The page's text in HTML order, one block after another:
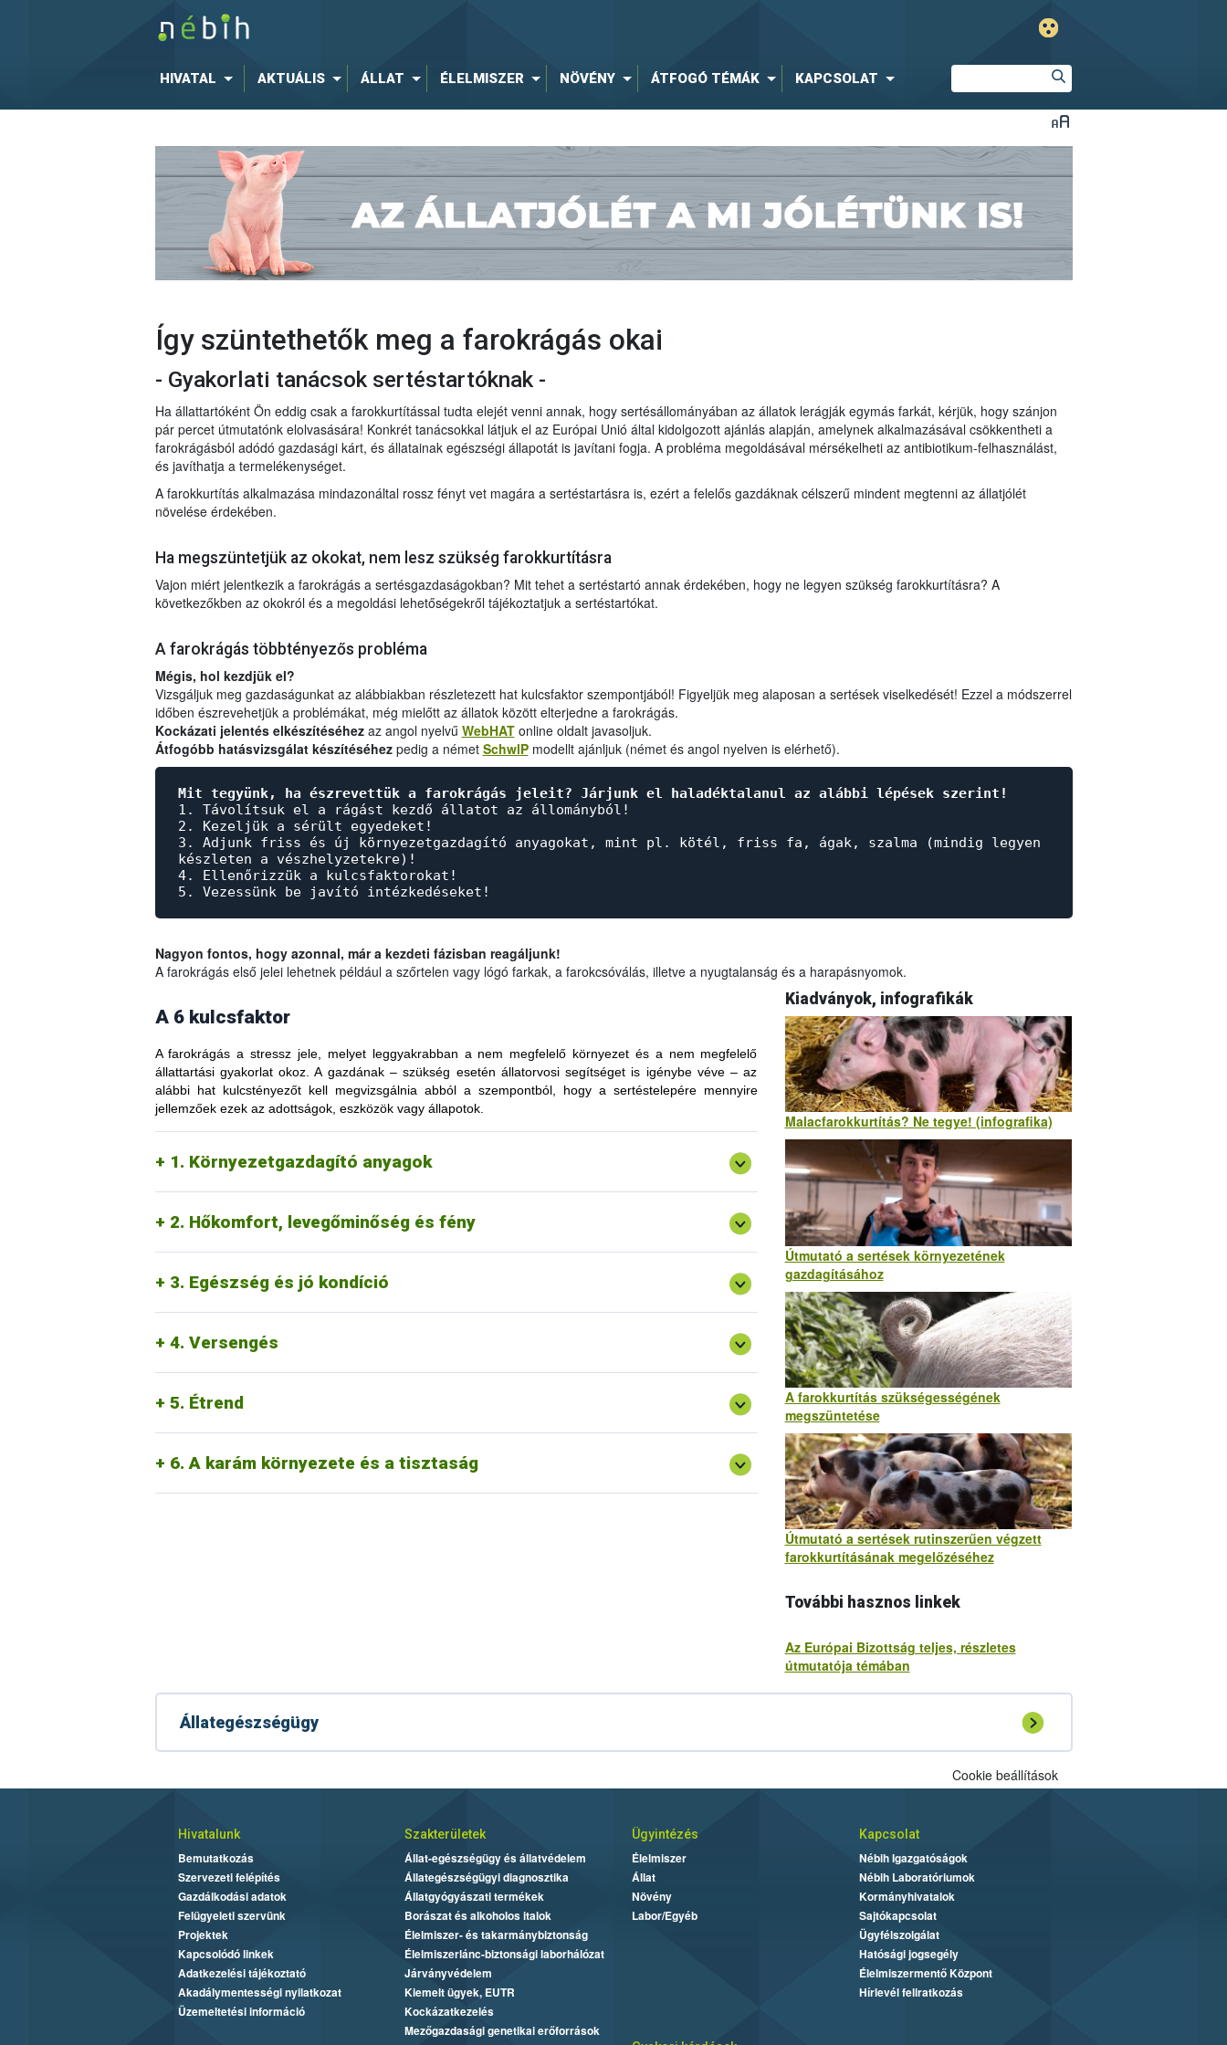
HIVATAL AKTUÁLIS ÁLLAT ÉLELMISZER NÖVÉNY ÁTFOGÓ TÉMÁK KAPCSOLAT
Így szüntethetők meg a farokrágás okai
- Gyakorlati tanácsok sertéstartóknak -
Ha állattartóként Ön eddig csak a farokkurtítással tudta elejét venni annak, hogy sertésállományában az állatok lerágják egymás farkát, kérjük, hogy szánjon
pár percet útmutatónk elolvasására! Konkrét tanácsokkal látjuk el az Európai Unió által kidolgozott ajánlás alapján, amelynek alkalmazásával csökkentheti a
farokrágásból adódó gazdasági kárt, és állatainak egészségi állapotát is javítani fogja. A probléma megoldásával mérsékelheti az antibiotikum-felhasználást,
és javíthatja a termelékenységet.
A farokkurtítás alkalmazása mindazonáltal rossz fényt vet magára a sertéstartásra is, ezért a felelős gazdáknak célszerű mindent megtenni az állatjólét
növelése érdekében.
Ha megszüntetjük az okokat, nem lesz szükség farokkurtításra
Vajon miért jelentkezik a farokrágás a sertésgazdaságokban? Mit tehet a sertéstartó annak érdekében, hogy ne legyen szükség farokkurtításra? A
következőkben az okokról és a megoldási lehetőségekről tájékoztatjuk a sertéstartókat.
A farokrágás többtényezős probléma
Mégis, hol kezdjük el?
Vizsgáljuk meg gazdaságunkat az alábbiakban részletezett hat kulcsfaktor szempontjából! Figyeljük meg alaposan a sertések viselkedését! Ezzel a módszerrel
időben észrevehetjük a problémákat, még mielőtt az állatok között elterjedne a farokrágás.
Kockázati jelentés elkészítéséhezaz angol nyelvű WebHATonline oldalt javasoljuk.
Átfogóbb hatásvizsgálat készítéséhezpedig a német SchwlPmodellt ajánljuk (német és angol nyelven is elérhető).
Mit tegyünk, ha észrevettük a farokrágás jeleit? Járjunk el haladéktalanul az alábbi lépések szerint!
1. Távolítsuk el a rágást kezdő állatot az állományból!
2. Kezeljük a sérült egyedeket!
3. Adjunk friss és új környezetgazdagító anyagokat, mint pl. kötél, friss fa, ágak, szalma (mindig legyen
készleten a vészhelyzetekre)!
4. Ellenőrizzük a kulcsfaktorokat!
5. Vezessünk be javító intézkedéseket!
Nagyon fontos, hogy azonnal, már a kezdeti fázisban reagáljunk!
A farokrágás első jelei lehetnek például a szőrtelen vagy lógó farkak, a farokcsóválás, illetve a nyugtalanság és a harapásnyomok.
A 6 kulcsfaktor
A farokrágás a stressz jele, melyet leggyakrabban a nem megfelelő környezet és a nem megfelelő
állattartási gyakorlat okoz. A gazdának – szükség esetén állatorvosi segítséget is igénybe véve – az
alábbi hat kulcstényezőt kell megvizsgálnia abból a szempontból, hogy a sertéstelepére mennyire
jellemzőek ezek az adottságok, eszközök vagy állapotok.
1. Környezetgazdagító anyagok
A sertést erős veleszületett ösztön hajtja, hogy felfedezze a környezetét és eleséget keressen
(turkálás, szaglászás, rágcsálás és harapdálás). Ha nem tudja kiélni ezeket az ösztönöket, mert
2. Hőkomfort, levegőminőség és fény
A sertésállomány számára állandó és megfelelő környezeti feltételeket kell teremteni. Az állattartó
törekedjen az optimális hőmérséklet és páratartalom fenntartására. Az állattartás helye legyen
huzatmentes és megfelelő mértékben világos vagy megvilágított. Ha az állatok igényeit nem veszik
3. Egészség és jó kondíció
A jó általános egészségi állapot a legmegbízhatóbb útja a farokrágás elkerülésének. A beteg sertés
4. Versengés
A sertések szeretnek csapatosan, együtt keresgélni, enni és pihenni. Ezért az állattartónak elegendő
helyet és megfelelő mennyiségű táplálékot kell biztosítania számukra. Ha egy időben minden állat
5. Étrend
A sertések tápláléka legyen megfelelő konzisztenciájú, s a szükséges mennyiségben tartalmazzon
ásványi anyagokat, rostot és esszenciális aminosavakat! Álljon rendelkezésükre továbbá megfelelő
6. A karám környezete és a tisztaság
A sertések szeretik a karám különböző részein végezni különféle tevékenységeiket (pihenés, evés,
ürítés). A pihenő- és etetőhely szennyezettsége problémát jelez a gazdának. A szennyezettség az
Kiadványok, infografikák
Malacfarokkurtítás? Ne tegye! (infografika)
Útmutató a sertések környezetének
gazdagításához
A farokkurtítás szükségességének
megszüntetése
Útmutató a sertések rutinszerűen végzett
farokkurtításának megelőzéséhez
További hasznos linkek
Az Európai Bizottság teljes, részletes
útmutatója témában
Állategészségügy
Cookie beállítások
Hivatalunk
Bemutatkozás
Szervezeti felépítés
Gazdálkodási adatok
Felügyeleti szervünk
Projektek
Kapcsolódó linkek
Adatkezelési tájékoztató
Akadálymentességi nyilatkozat
Üzemeltetési információ
Szakterületek
Állat-egészségügy és állatvédelem
Állategészségügyi diagnosztika
Állatgyógyászati termékek
Borászat és alkoholos italok
Élelmiszer- és takarmánybiztonság
Élelmiszerlánc-biztonsági laborhálózat
Járványvédelem
Kiemelt ügyek, EUTR
Kockázatkezelés
Mezőgazdasági genetikai erőforrások
Ügyintézés
Élelmiszer
Állat
Növény
Labor/Egyéb
Kapcsolat
Nébih Igazgatóságok
Nébih Laboratóriumok
Kormányhivatalok
Sajtókapcsolat
Ügyfélszolgálat
Hatósági jogsegély
Élelmiszermentő Központ
Hírlevél feliratkozás